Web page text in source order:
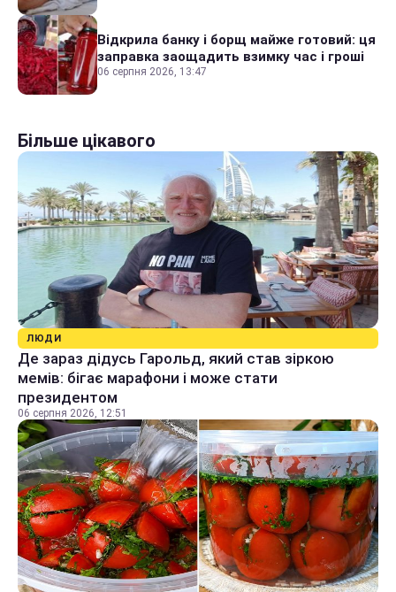
Відкрила банку і борщ майже готовий: ця
заправка заощадить взимку час і гроші
06 серпня 2026, 13:47
Більше цікавого
ЛЮДИ
Де зараз дідусь Гарольд, який став зіркою
мемів: бігає марафони і може стати
президентом
06 серпня 2026, 12:51